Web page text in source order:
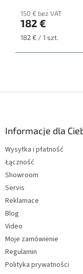
150 € bez VAT
182 €
Cena
182 € / 1 szt.
Informacje dla
Wysyłka i płatność
Łączność
Showroom
Servis
Reklamace
Blog
Video
Moje zamówienie
Regulamin
Polityka prywatności